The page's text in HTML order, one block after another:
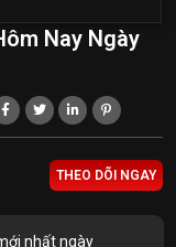
Nay Ngày
THEO DÕI NGAY
nhất ngày